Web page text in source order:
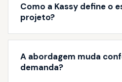
Como a Kassy define o
projeto?
A abordagem muda
demanda?